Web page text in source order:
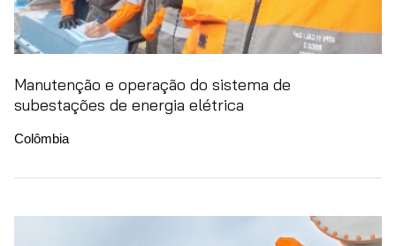
Manutenção e operação do sistema de
subestações de energia elétrica
Colômbia